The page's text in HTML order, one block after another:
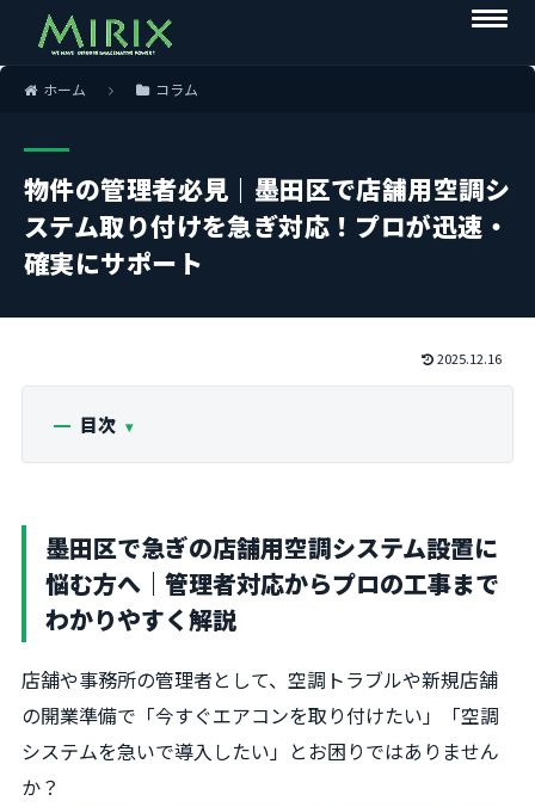
ホーム コラム
物件の管理者必見｜墨田区で店舗用空調シ
ステム取り付けを急ぎ対応！プロが迅速・
確実にサポート
2025.12.16
目次
墨田区で急ぎの店舗用空調システム設置に
悩む方へ｜管理者対応からプロの工事まで
わかりやすく解説
店舗や事務所の管理者として、空調トラブルや新規店舗
の開業準備で「今すぐエアコンを取り付けたい」「空調
システムを急いで導入したい」とお困りではありません
か？